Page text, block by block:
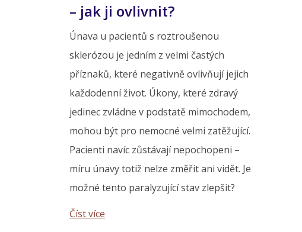
– jak ji ovlivnit?
Únava u pacientů s roztroušenou
sklerózou je jedním z velmi častých
příznaků, které negativně ovlivňují jejich
každodenní život. Úkony, které zdravý
jedinec zvládne v podstatě mimochodem,
mohou být pro nemocné velmi zatěžující.
Pacienti navíc zůstávají nepochopeni –
míru únavy totiž nelze změřit ani vidět. Je
možné tento paralyzující stav zlepšit?
Číst více